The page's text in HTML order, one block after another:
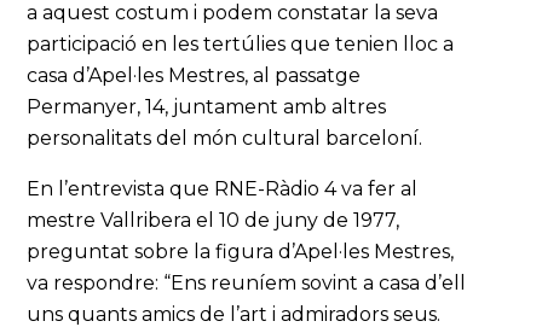
a aquest costum i podem constatar la seva
participació en les tertúlies que tenien lloc a
casa d’Apel·les Mestres, al passatge
Permanyer, 14, juntament amb altres
personalitats del món cultural barceloní.
En l’entrevista que RNE-Ràdio 4 va fer al
mestre Vallribera el 10 de juny de 1977,
preguntat sobre la figura d’Apel·les Mestres,
va respondre: “Ens reuníem sovint a casa d’ell
uns quants amics de l’art i admiradors seus.